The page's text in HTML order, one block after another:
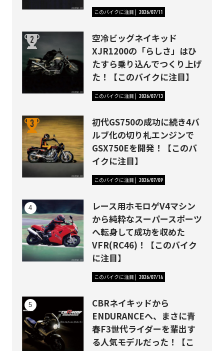
このバイクに注目 2026/07/11
空冷ビッグネイキッド
XJR1200の「らしさ」はひ
たすら乗り込んでつくり上げ
た！【このバイクに注目】
このバイクに注目 2026/07/13
初代GS750の成功に続き4バ
ルブ化の切り札エンジンで
GSX750Eを開発！【このバ
イクに注目】
このバイクに注目 2026/07/09
レース用ホモロゲV4マシン
から純粋なスーパースポーツ
へ転身して成功を収めた
VFR(RC46)！【このバイク
に注目】
このバイクに注目 2026/07/14
CBRネイキッドから
ENDURANCEへ、まさに青
春F3世代ライダーを輩出す
る人気モデルだった！【こ